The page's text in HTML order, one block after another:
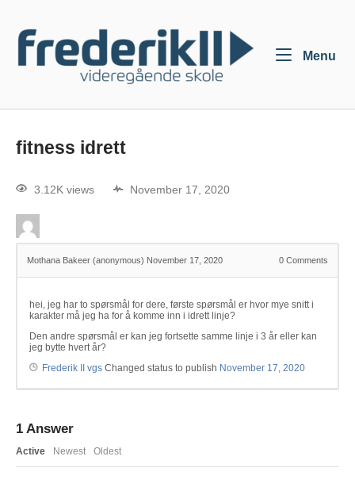
Menu
fitness idrett
3.12K views November 17, 2020
Mothana Bakeer (anonymous) November 17, 2020 0 Comments
hei, jeg har to spørsmål for dere, første spørsmål er hvor mye snitt i
karakter må jeg ha for å komme inn i idrett linje?
Den andre spørsmål er kan jeg fortsette samme linje i 3 år eller kan
jeg bytte hvert år?
Frederik II vgs Changed status to publish November 17, 2020
1 Answer
Active Newest Oldest